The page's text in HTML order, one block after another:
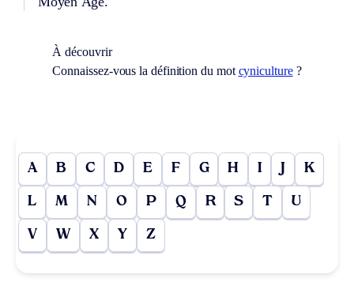
À découvrir
Connaissez-vous la définition du mot cyniculture?
A B C D E F G H I J K
L M N O P Q R S T U
V W X Y Z